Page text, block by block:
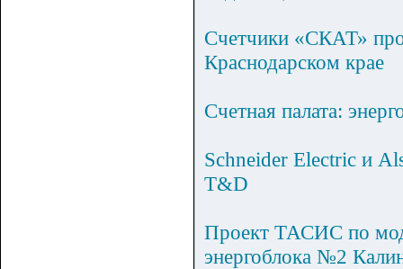
Счетчики «СКАТ»
Краснодарском крае
Счетная палата:
Schneider Electric и
T&D
Проект ТАСИС по
энергоблока №2